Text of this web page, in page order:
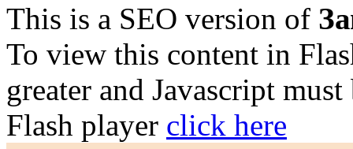
This is a SEO version of
To view this content in
greater and Javascript
Flash player click here